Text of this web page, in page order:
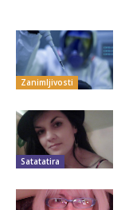
Zanimljivosti
Satatatira